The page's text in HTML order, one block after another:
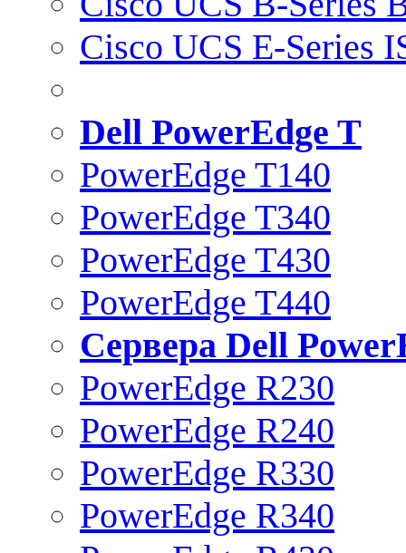
Cisco UCS E-Series
Dell PowerEdge T
PowerEdge T140
PowerEdge T340
PowerEdge T430
PowerEdge T440
Сервера Dell
PowerEdge R230
PowerEdge R240
PowerEdge R330
PowerEdge R340